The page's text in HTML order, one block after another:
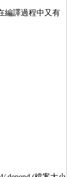
編譯過程中又有